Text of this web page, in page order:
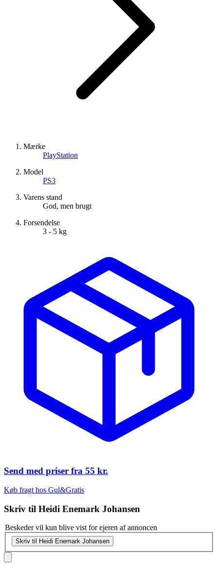
Mærke
PlayStation
Model
PS3
Varens stand
God, men brugt
Forsendelse
3 - 5 kg
Send med priser fra 55 kr.
Køb fragt hos Gul&Gratis
Skriv til Heidi Enemark Johansen
Beskeder vil kun blive vist for ejeren af annoncen
Skriv til Heidi Enemark Johansen